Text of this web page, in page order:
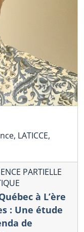
LATICCE,
PARTIELLE
à L’ère
: Une étude
de